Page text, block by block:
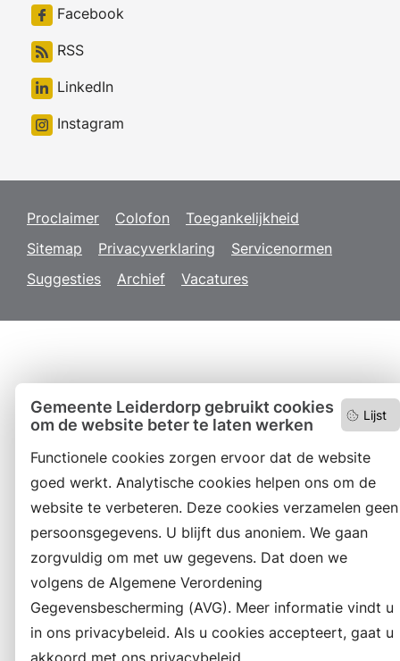
Lijst
Gemeente Leiderdorp gebruikt cookies
om de website beter te laten werken
Functionele cookies zorgen ervoor dat de website
goed werkt. Analytische cookies helpen ons om de
website te verbeteren. Deze cookies verzamelen geen
persoonsgegevens. U blijft dus anoniem. We gaan
zorgvuldig om met uw gegevens. Dat doen we
volgens de Algemene Verordening
Gegevensbescherming (AVG). Meer informatie vindt u
in ons privacybeleid. Als u cookies accepteert, gaat u
akkoord met ons privacybeleid.
Facebook
RSS
LinkedIn
Instagram
Proclaimer Colofon
Toegankelijkheid
Sitemap
Privacyverklaring
Servicenormen
Suggesties
Archief Vacatures